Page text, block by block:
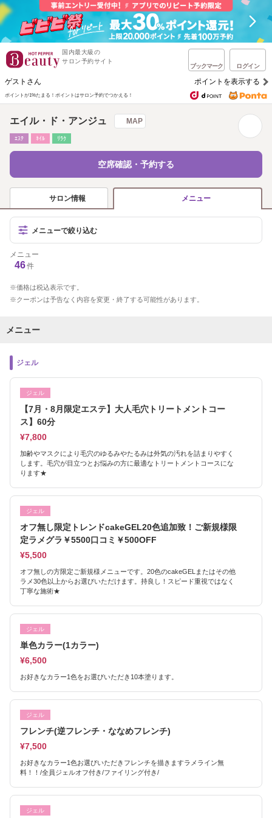
国内最大級の
サロン予約サイト
ブックマーク ログイン
ゲストさん ポイントを表示する
ポイントが1%たまる！ ポイントはサロン予約でつかえる！
エイル・ド・アンジュ MAP
ｴｽﾃ ﾈｲﾙ ﾘﾗｸ
空席確認・予約する
サロン情報 メニュー
メニューで絞り込む
メニュー
46件
価格は税込表示です。
クーポンは予告なく内容を変更・終了する可能性があります。
メニュー
ジェル
ジェル
【7月・8月限定エステ】大人毛穴トリートメントコー
ス】60分
¥7,800
加齢やマスクにより毛穴のゆるみやたるみは外気の汚れを詰まりやすく
します。毛穴が目立つとお悩みの方に最適なトリートメントコースにな
ります★
ジェル
オフ無し限定トレンドcakeGEL20色追加致！ご新規様限
定ラメグラ￥5500口コミ￥500OFF
¥5,500
オフ無しの方限定ご新規様メニューです。20色のcakeGELまたはその他
ラメ30色以上からお選びいただけます。持良し！スピード重視ではなく
丁寧な施術★
ジェル
単色カラー(1カラー)
¥6,500
お好きなカラー1色をお選びいただき10本塗ります。
ジェル
フレンチ(逆フレンチ・ななめフレンチ)
¥7,500
お好きなカラー1色お選びいただきフレンチを描きますラメライン無
料！！/全員ジェルオフ付き/ファイリング付き/
ジェル